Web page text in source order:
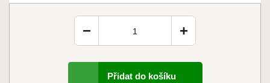
+
−
Přidat do košíku